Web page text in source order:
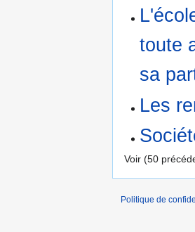
toute
sa
Les
Voir (50
Politique de